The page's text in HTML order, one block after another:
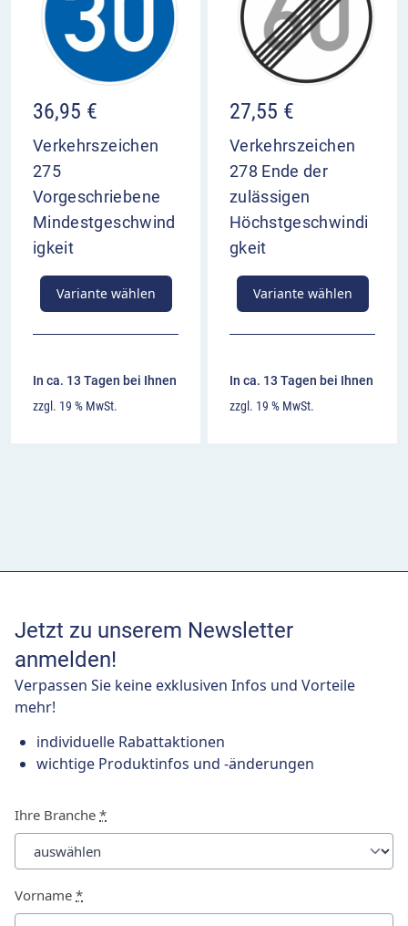
36,95 €
Verkehrszeichen
275
Vorgeschriebene
Mindestgeschwind
igkeit
Variante wählen
In ca. 13 Tagen bei Ihnen
zzgl. 19 % MwSt.
27,55 €
Verkehrszeichen
278 Ende der
zulässigen
Höchstgeschwindi
gkeit
Variante wählen
In ca. 13 Tagen bei Ihnen
zzgl. 19 % MwSt.
Jetzt zu unserem Newsletter
anmelden!
Verpassen Sie keine exklusiven Infos und Vorteile
mehr!
individuelle Rabattaktionen
wichtige Produktinfos und -änderungen
Ihre Branche *
Vorname *